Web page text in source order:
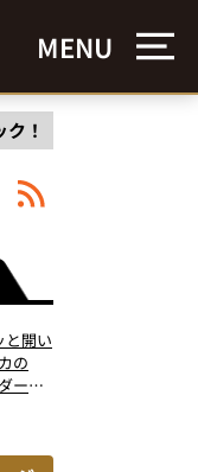
MENU
！
と開い
の
ーバ